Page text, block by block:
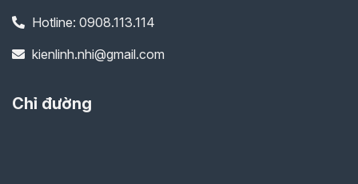
Hotline: 0908.113.114
kienlinh.nhi@gmail.com
Chỉ đường